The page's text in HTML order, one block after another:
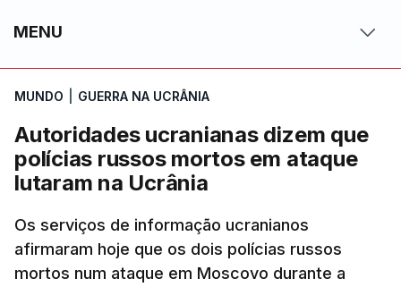
MENU
MUNDO GUERRA NA UCRÂNIA
Autoridades ucranianas dizem que
polícias russos mortos em ataque
lutaram na Ucrânia
Os serviços de informação ucranianos
afirmaram hoje que os dois polícias russos
mortos num ataque em Moscovo durante a